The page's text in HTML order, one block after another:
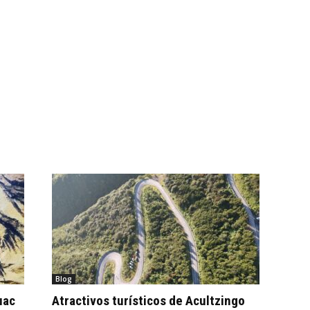
Blog
Atractivos turísticos de Acultzingo